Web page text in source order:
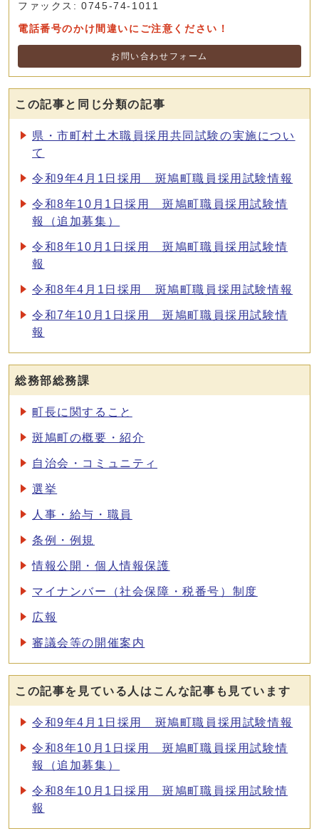
ファックス: 0745-74-1011
電話番号のかけ間違いにご注意ください！
お問い合わせフォーム
この記事と同じ分類の記事
県・市町村土木職員採用共同試験の実施につい
て
令和9年4月1日採用 斑鳩町職員採用試験情報
令和8年10月1日採用 斑鳩町職員採用試験情
報（追加募集）
令和8年10月1日採用 斑鳩町職員採用試験情
報
令和8年4月1日採用 斑鳩町職員採用試験情報
令和7年10月1日採用 斑鳩町職員採用試験情
報
総務部総務課
町長に関すること
斑鳩町の概要・紹介
自治会・コミュニティ
選挙
人事・給与・職員
条例・例規
情報公開・個人情報保護
マイナンバー（社会保障・税番号）制度
広報
審議会等の開催案内
この記事を見ている人はこんな記事も見ています
令和9年4月1日採用 斑鳩町職員採用試験情報
令和8年10月1日採用 斑鳩町職員採用試験情
報（追加募集）
令和8年10月1日採用 斑鳩町職員採用試験情
報